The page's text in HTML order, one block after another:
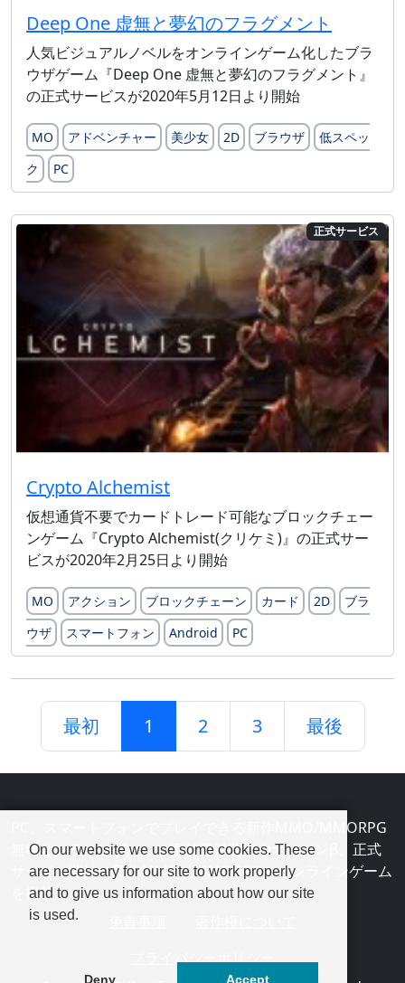
Deep One 虚無と夢幻のフラグメント
人気ビジュアルノベルをオンラインゲーム化したブラ
ウザゲーム『Deep One 虚無と夢幻のフラグメント』
の正式サービスが2020年5月12日より開始
MO アドベンチャー 美少女 2D ブラウザ
低スペッ
ク
PC
正式サービス
Crypto Alchemist
仮想通貨不要でカードトレード可能なブロックチェー
ンゲーム『Crypto Alchemist(クリケミ)』の正式サー
ビスが2020年2月25日より開始
MO アクション ブロックチェーン カード 2D
ブラ
ウザ
スマートフォン Android PC
最初 1 2 3 最後
PC、スマートフォンでプレイできる新作MMO/MMORPG
無料オンラインゲームの事前登録開始やオープンβ、正式
サービス開始の新作MMO、MMORPGのオンラインゲーム
を掲載
プライバシーポリシー
On our website we use some cookies. These
are necessary for our site to work properly
and to give us information about how our site
is used.
Deny Accept